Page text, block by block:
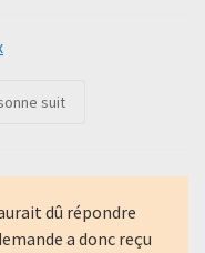
suit
dû répondre
a donc reçu